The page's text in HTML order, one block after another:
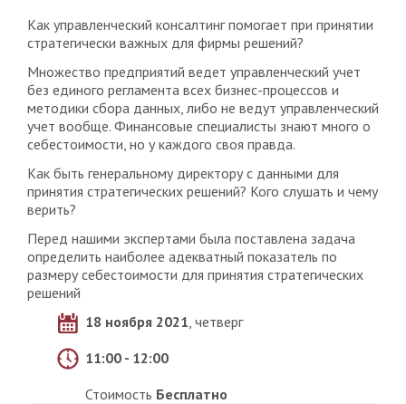
Как управленческий консалтинг помогает при принятии
стратегически важных для фирмы решений?
Множество предприятий ведет управленческий учет
без единого регламента всех бизнес-процессов и
методики сбора данных, либо не ведут управленческий
учет вообще. Финансовые специалисты знают много о
себестоимости, но у каждого своя правда.
Как быть генеральному директору с данными для
принятия стратегических решений? Кого слушать и чему
верить?
Перед нашими экспертами была поставлена задача
определить наиболее адекватный показатель по
размеру себестоимости для принятия стратегических
решений
18 ноября 2021, четверг
11:00 - 12:00
Стоимость Бесплатно